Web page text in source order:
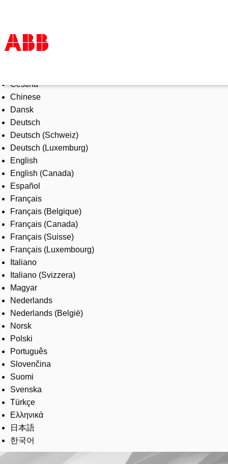
Products & Solutions
Industries
Services
About us
Where to buy
Contact us
Careers
Čeština
Chinese
Dansk
Deutsch
Deutsch (Schweiz)
Deutsch (Luxemburg)
English
English (Canada)
Español
Français
Français (Belgique)
Français (Canada)
Français (Suisse)
Français (Luxembourg)
Italiano
Italiano (Svizzera)
Magyar
Nederlands
Nederlands (België)
Norsk
Polski
Português
Slovenčina
Suomi
Svenska
Türkçe
Ελληνικά
日本語
한국어